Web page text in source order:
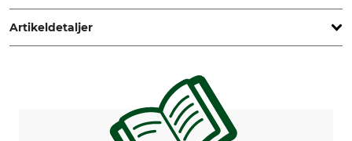
Artikeldetaljer
Batteridriven ryggspruta
Made in Germany